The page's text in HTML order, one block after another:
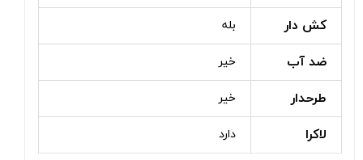
کش دار بله
ضد آب خیر
طرحدار خیر
لاکرا دارد